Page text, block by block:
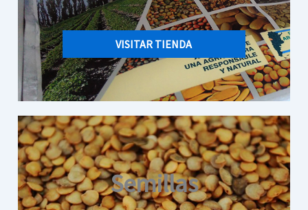
VISITAR TIENDA
Semillas